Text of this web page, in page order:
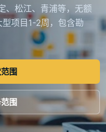
、松江、青浦等，无额
项目1-2周，包含勘
围
围